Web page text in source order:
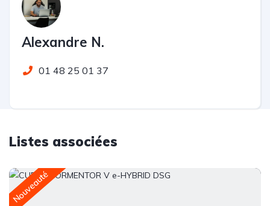
Alexandre N.
01 48 25 01 37
Listes associées
Nouveauté